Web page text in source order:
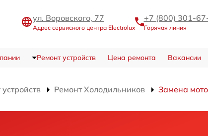
ул. Воровского, 77
Адрес сервисного центра Electrolux
+7 (800) 301-
Горячая линия
Ремонт устройств Цена ремонта Вакансии
Ремонт Холодильников Замена